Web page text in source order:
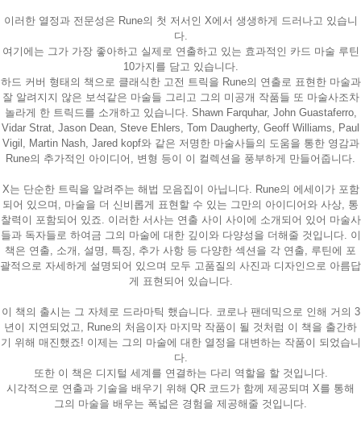
페이코 ID로
PAYCO 바로
이러한 열정과 전문성은 Rune의 첫 저서인 X에서 생생하게 드러나고 있습니
다.
여기에는 그가 가장 좋아하고 실제로 연출하고 있는 효과적인 카드 마술 루틴
10가지를 담고 있습니다.
하드 커버 형태의 책으로 클래식한 고전 트릭을 Rune의 연출로 표현한 마술과
잘 알려지지 않은 보석같은 마술들 그리고 그의 미공개 작품들 또 마술사조차
놀라게 한 트릭드를 소개하고 있습니다. Shawn Farquhar, John Guastaferro,
Vidar Strat, Jason Dean, Steve Ehlers, Tom Daugherty, Geoff Williams, Paul
Vigil, Martin Nash, Jared kopf와 같은 저명한 마술사들의 도움을 통한 영감과
Rune의 추가적인 아이디어, 변형 등이 이 컬렉션을 풍부하게 만들어줍니다.
X는 단순한 트릭을 알려주는 해법 모음집이 아닙니다. Rune의 에세이가 포함
되어 있으며, 마술을 더 신비롭게 표현할 수 있는 그만의 아이디어와 사상, 통
찰력이 포함되어 있죠. 이러한 서사는 연출 사이 사이에 소개되어 있어 마술사
들과 독자들로 하여금 그의 마술에 대한 깊이와 다양성을 더해줄 것입니다. 이
책은 연출, 소개, 설명, 특징, 추가 사항 등 다양한 섹션을 각 연출, 루틴에 포
괄적으로 자세하게 설명되어 있으며 모두 고품질의 사진과 디자인으로 아름답
게 표현되어 있습니다.
이 책의 출시는 그 자체로 드라마틱 했습니다. 코로나 팬데믹으로 인해 거의 3
년이 지연되었고, Rune의 처음이자 마지막 작품이 될 것처럼 이 책을 출간하
기 위해 매진했죠! 이제는 그의 마술에 대한 열정을 대변하는 작품이 되었습니
다.
또한 이 책은 디지털 세계를 연결하는 다리 역할을 할 것입니다.
시각적으로 연출과 기술을 배우기 위해 QR 코드가 함께 제공되며 X를 통해
그의 마술을 배우는 폭넓은 경험을 제공해줄 것입니다.